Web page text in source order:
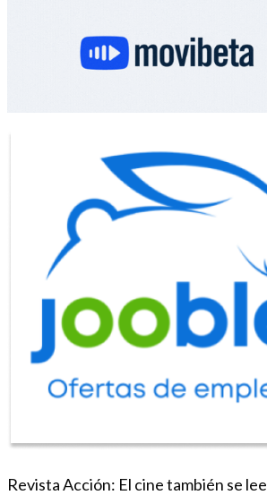
Revista Acción: El cine también se lee